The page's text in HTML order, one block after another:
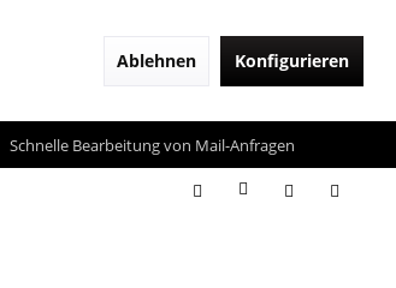
Ablehnen Konfigurieren
Schnelle Bearbeitung von Mail-Anfragen